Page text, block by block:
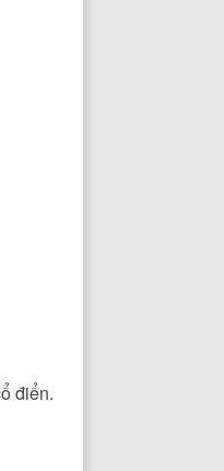
điển.